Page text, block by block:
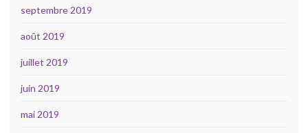
septembre 2019
août 2019
juillet 2019
juin 2019
mai 2019